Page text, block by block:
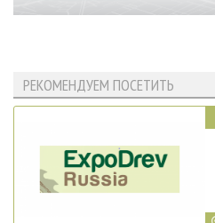
РЕКОМЕНДУЕМ ПОСЕТИТЬ